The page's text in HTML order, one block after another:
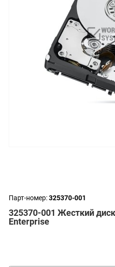
Парт-номер:325370-001
325370-001 Жесткий
Enterprise